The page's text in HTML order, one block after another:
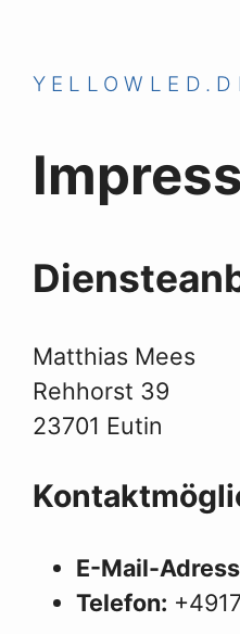
Matthias Mees
Rehhorst 39
23701 Eutin
E-Mail-
Telefon: